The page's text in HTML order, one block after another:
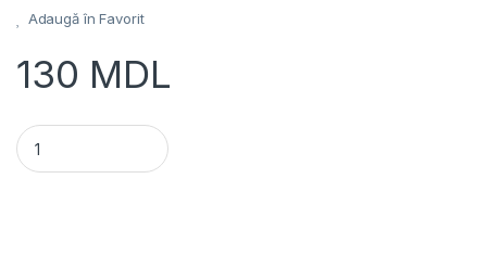
Adaugă în Favorit
130 MDL
Afumător galvanizat Clasic quantity